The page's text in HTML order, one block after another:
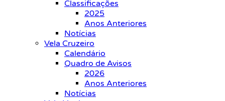
Classificações
2025
Anos Anteriores
Notícias
Vela Cruzeiro
Calendário
Quadro de Avisos
2026
Anos Anteriores
Notícias